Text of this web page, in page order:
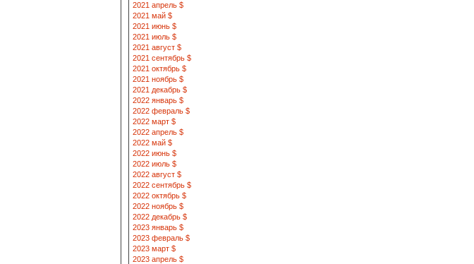
2021 апрель $
2021 май $
2021 июнь $
2021 июль $
2021 август $
2021 сентябрь $
2021 октябрь $
2021 ноябрь $
2021 декабрь $
2022 январь $
2022 февраль $
2022 март $
2022 апрель $
2022 май $
2022 июнь $
2022 июль $
2022 август $
2022 сентябрь $
2022 октябрь $
2022 ноябрь $
2022 декабрь $
2023 январь $
2023 февраль $
2023 март $
2023 апрель $